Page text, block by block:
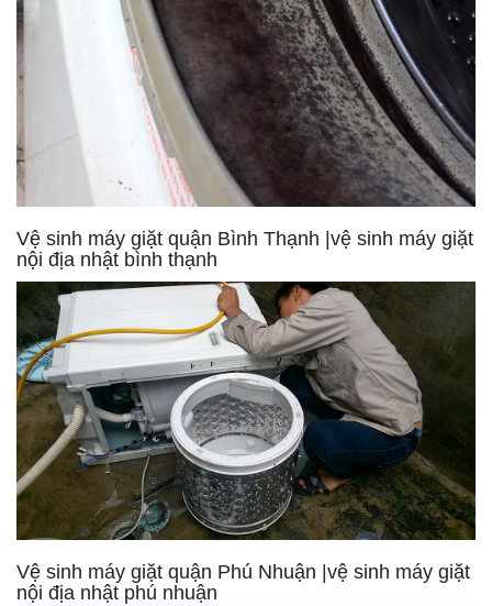
Vệ sinh máy giặt quận Bình Thạnh |vệ sinh máy giặt
nội địa nhật bình thạnh
Vệ sinh máy giặt quận Phú Nhuận |vệ sinh máy giặt
nội địa nhật phú nhuận